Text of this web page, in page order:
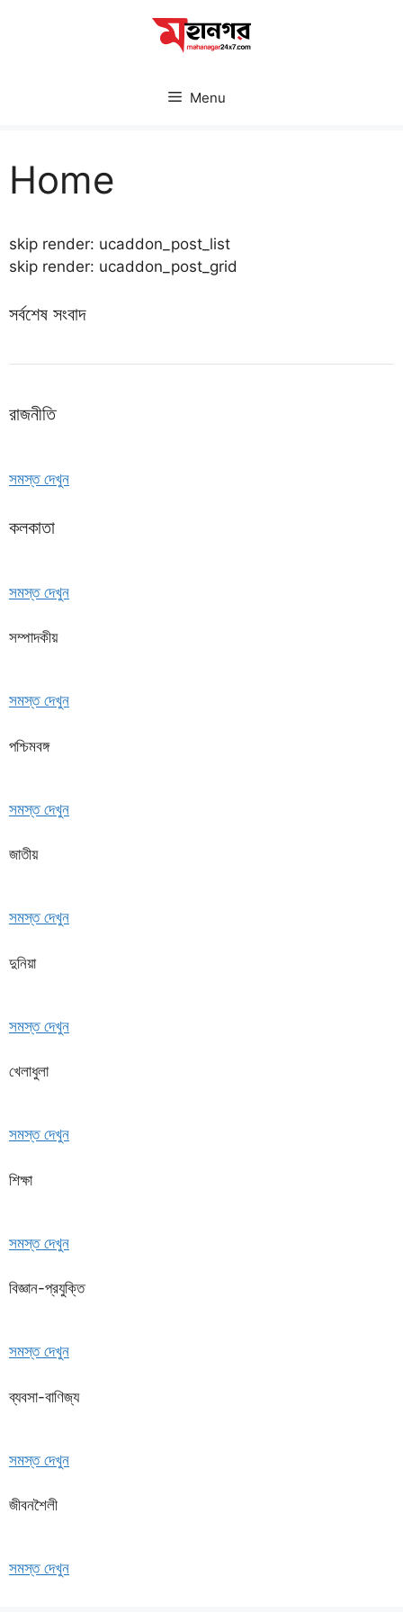
Menu
Home
skip render: ucaddon_post_list
skip render: ucaddon_post_grid
সর্বশেষ সংবাদ
রাজনীতি
সমস্ত দেখুন
কলকাতা
সমস্ত দেখুন
সম্পাদকীয়
সমস্ত দেখুন
পশ্চিমবঙ্গ
সমস্ত দেখুন
জাতীয়
সমস্ত দেখুন
দুনিয়া
সমস্ত দেখুন
খেলাধুলা
সমস্ত দেখুন
শিক্ষা
সমস্ত দেখুন
বিজ্ঞান-প্রযুক্তি
সমস্ত দেখুন
ব্যবসা-বাণিজ্য
সমস্ত দেখুন
জীবনশৈলী
সমস্ত দেখুন